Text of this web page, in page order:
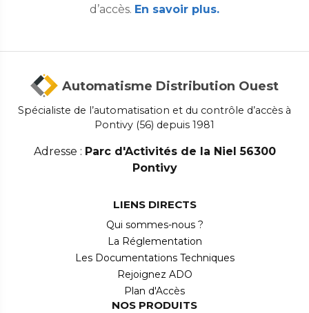
d’accès. En savoir plus.
Automatisme Distribution Ouest
Spécialiste de l’automatisation et du contrôle d’accès à
Pontivy (56) depuis 1981
Adresse : Parc d'Activités de la Niel 56300
Pontivy
LIENS DIRECTS
Qui sommes-nous ?
La Réglementation
Les Documentations Techniques
Rejoignez ADO
Plan d'Accès
NOS PRODUITS